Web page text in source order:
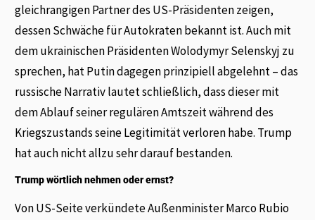
gleichrangigen Partner des US-Präsidenten zeigen,
dessen Schwäche für Autokraten bekannt ist. Auch mit
dem ukrainischen Präsidenten Wolodymyr Selenskyj zu
sprechen, hat Putin dagegen prinzipiell abgelehnt – das
russische Narrativ lautet schließlich, dass dieser mit
dem Ablauf seiner regulären Amtszeit während des
Kriegszustands seine Legitimität verloren habe. Trump
hat auch nicht allzu sehr darauf bestanden.
Trump wörtlich nehmen oder ernst?
Von US-Seite verkündete Außenminister Marco Rubio